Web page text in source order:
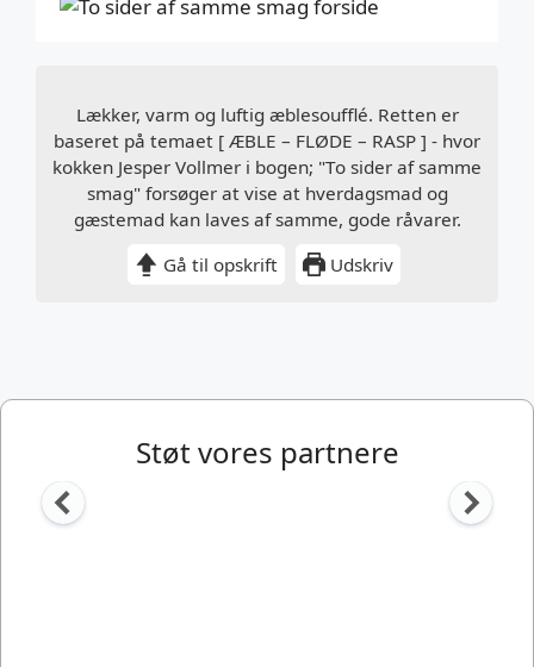
Lækker, varm og luftig æblesoufflé. Retten er
baseret på temaet [ ÆBLE – FLØDE – RASP ] - hvor
kokken Jesper Vollmer i bogen; "To sider af samme
smag" forsøger at vise at hverdagsmad og
gæstemad kan laves af samme, gode råvarer.
Gå til opskrift
Udskriv
Støt vores partnere